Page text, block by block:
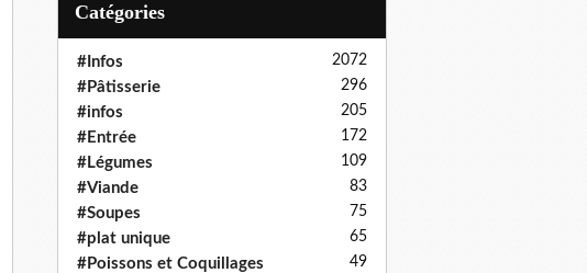
Catégories
#Infos 2072
#Pâtisserie 296
#infos 205
#Entrée 172
#Légumes 109
#Viande 83
#Soupes 75
#plat unique 65
#Poissons et Coquillages 49